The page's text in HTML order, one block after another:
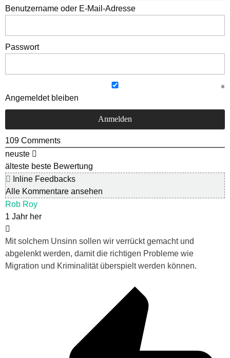
Benutzername oder E-Mail-Adresse
Passwort
Angemeldet bleiben
109 Comments
neuste
älteste beste Bewertung
Inline Feedbacks
Alle Kommentare ansehen
Rob Roy
1 Jahr her
Mit solchem Unsinn sollen wir verrückt gemacht und
abgelenkt werden, damit die richtigen Probleme wie
Migration und Kriminalität überspielt werden können.